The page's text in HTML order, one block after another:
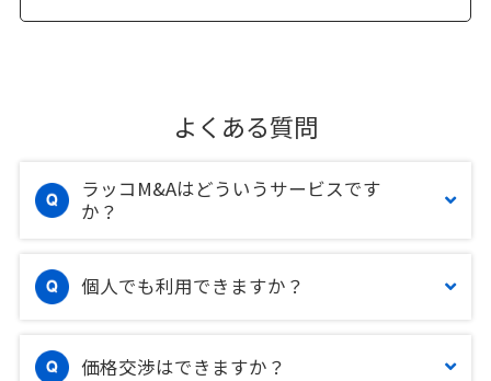
よくある質問
ラッコM&Aはどういうサービスです
か？
個人でも利用できますか？
価格交渉はできますか？